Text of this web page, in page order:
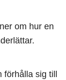
om hur en
förhålla sig till